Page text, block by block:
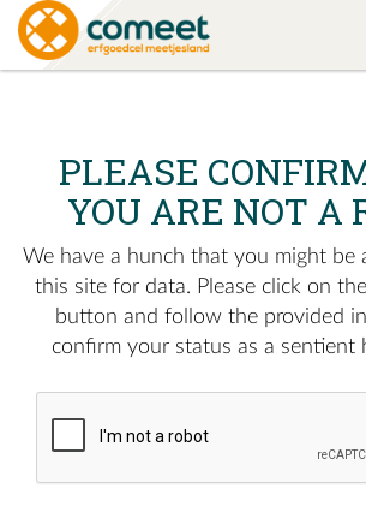
PLEASE
YOU ARE NOT A
We have a hunch that you might be
this site for data. Please click on the
button and follow the provided
confirm your status as a sentient